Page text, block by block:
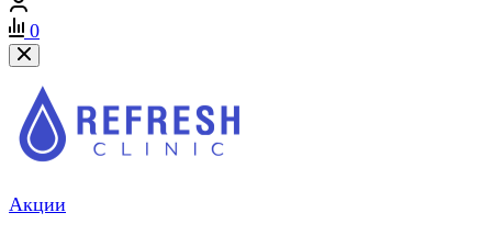
0
Акции